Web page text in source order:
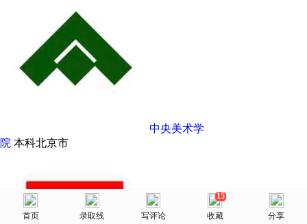
首页
美术网
选择省份 院校库 消息 我的
中央美术学
院 本科北京市
首页 录取线 写评论
15
收藏 分享